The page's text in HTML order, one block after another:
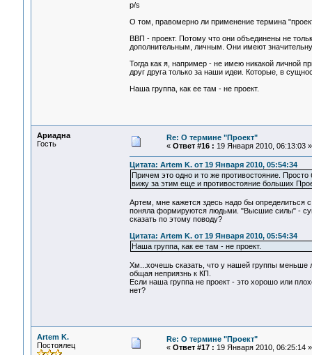
p/s
О том, правомерно ли применение термина
ВВП - проект. Потому что они объединены не
дополнительным, личным. Они имеют
Тогда как я, например - не имею никакой личной
друг друга только за наши идеи. Которые, в
Наша группа, как ее там - не проект.
Ариадна
Гость
Re: О термине "Проект"
« Ответ #16 : 19 Января 2010, 06:13:03 »
Цитата: Artem K. от 19 Января 2010, 05:54:34
Причем это одно и то же противостояние.
вижу за этим еще и противостояние больших
Артем, мне кажется здесь надо бы определиться
поняла формируются людьми. "Высшие силы" -
сказать по этому поводу?
Цитата: Artem K. от 19 Января 2010, 05:54:34
Наша группа, как ее там - не проект.
Хм...хочешь сказать, что у нашей группы меньше
общая неприязнь к КП.
Если наша группа не проект - это хорошо или
нет?
Artem K.
Постоялец
Re: О термине "Проект"
« Ответ #17 : 19 Января 2010, 06:25:14 »